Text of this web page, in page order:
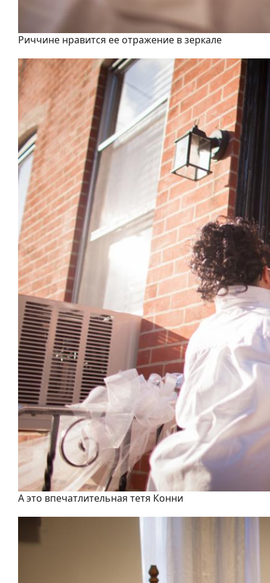
Риччине нравится ее отражение в зеркале
А это впечатлительная тетя Конни